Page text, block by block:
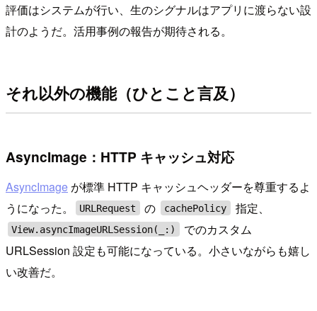
評価はシステムが行い、生のシグナルはアプリに渡らない設
計のようだ。活用事例の報告が期待される。
それ以外の機能（ひとこと言及）
AsyncImage：HTTP キャッシュ対応
AsyncImage が標準 HTTP キャッシュヘッダーを尊重するよ
うになった。
URLRequest の cachePolicy 指定、
View.asyncImageURLSession(_:)
でのカスタム
URLSession 設定も可能になっている。小さいながらも嬉し
い改善だ。